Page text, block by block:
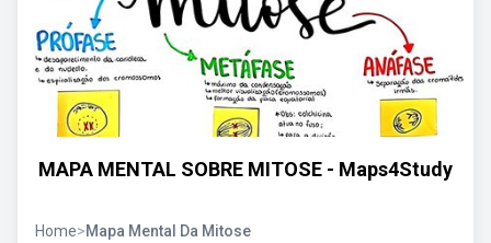
MAPA MENTAL SOBRE MITOSE - Maps4Study
Home>Mapa Mental Da Mitose